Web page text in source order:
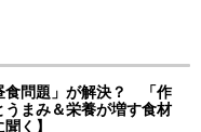
食問題」が解決？ 「作
うまみ＆栄養が増す食材
く】